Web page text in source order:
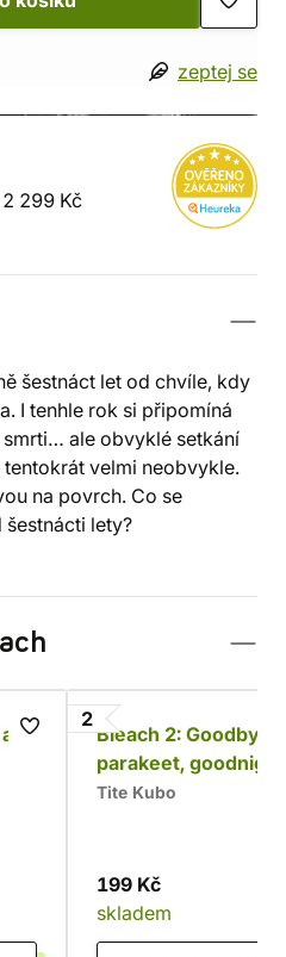
zeptej se
299 Kč
šestnáct let od chvíle, kdy
I tenhle rok si připomíná
ale obvyklé setkání
velmi neobvykle.
na povrch. Co se
lety?
2
Bleach 2: Goodbye
parakeet,
sista
Tite Kubo
199 Kč
skladem